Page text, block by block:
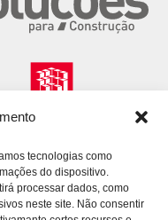
tecnologias como
do dispositivo.
processar dados, como
neste site. Não consentir